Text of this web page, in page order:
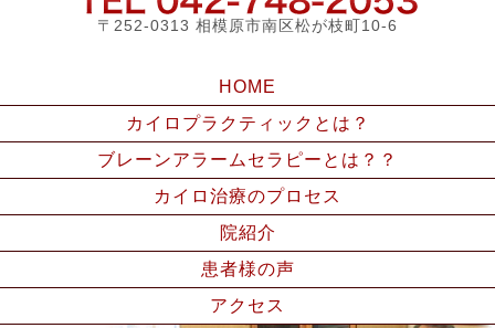
〒252-0313 相模原市南区松が枝町10-6
HOME
カイロプラクティックとは？
ブレーンアラームセラピーとは？？
カイロ治療のプロセス
院紹介
患者様の声
アクセス